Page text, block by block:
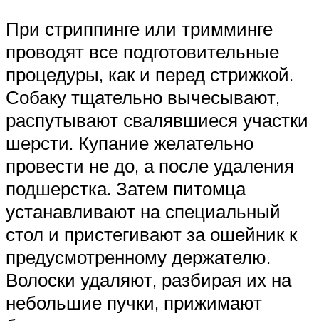
При стриппинге или тримминге
проводят все подготовительные
процедуры, как и перед стрижкой.
Собаку тщательно вычесывают,
распутывают свалявшиеся участки
шерсти. Купание желательно
провести не до, а после удаления
подшерстка. Затем питомца
устанавливают на специальный
стол и пристегивают за ошейник к
предусмотренному держателю.
Волоски удаляют, разбирая их на
небольшие пучки, прижимают